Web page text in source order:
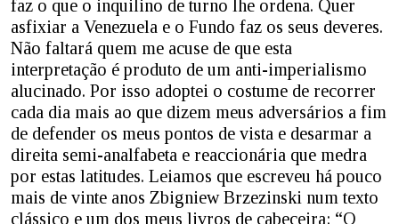
faz o que o inquilino de turno lhe ordena. Quer
asfixiar a Venezuela e o Fundo faz os seus deveres.
Não faltará quem me acuse de que esta
interpretação é produto de um anti-imperialismo
alucinado. Por isso adoptei o costume de recorrer
cada dia mais ao que dizem meus adversários a fim
de defender os meus pontos de vista e desarmar a
direita semi-analfabeta e reaccionária que medra
por estas latitudes. Leiamos que escreveu há pouco
mais de vinte anos Zbigniew Brzezinski num texto
clássico e um dos meus livros de cabeceira: “O